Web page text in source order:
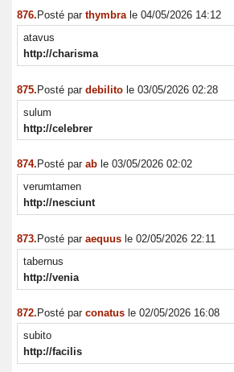
876. Posté par thymbra le 04/05/2026 14:12
atavus
http://charisma
875. Posté par debilito le 03/05/2026 02:28
sulum
http://celebrer
874. Posté par ab le 03/05/2026 02:02
verumtamen
http://nesciunt
873. Posté par aequus le 02/05/2026 22:11
tabernus
http://venia
872. Posté par conatus le 02/05/2026 16:08
subito
http://facilis